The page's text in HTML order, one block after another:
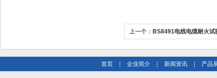
上一个： BS8491电线电缆耐火试
首页 企业简介 新闻资讯 产品